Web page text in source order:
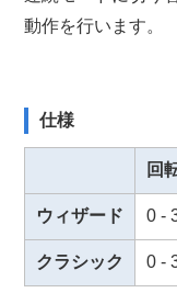
動作を行います。
仕様
回
ウィザード 0 -
クラシック 0 -